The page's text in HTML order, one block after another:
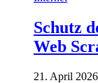
Schutz
Web
21. April 2026